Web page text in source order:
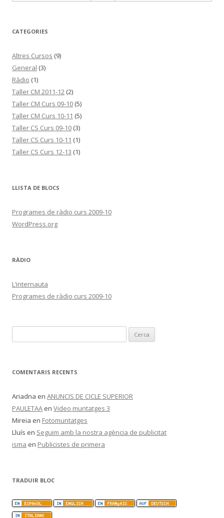
CATEGORIES
Altres Cursos (9)
General (3)
Ràdio (1)
Taller CM 2011-12 (2)
Taller CM Curs 09-10 (5)
Taller CM Curs 10-11 (5)
Taller CS Curs 09-10 (3)
Taller CS Curs 10-11 (1)
Taller CS Curs 12-13 (1)
LLISTA DE BLOCS
Programes de ràdio curs 2009-10
WordPress.org
RÀDIO
L’internauta
Programes de ràdio curs 2009-10
e
c
COMENTARIS RECENTS
Ariadna en ANUNCIS DE CICLE SUPERIOR
PAULETAA en Video muntatges 3
Mireia en Fotomuntatges
Lluís en Seguim amb la nostra agència de publicitat
isma en Publicistes de primera
TRADUIR BLOC